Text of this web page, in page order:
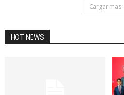
Cargar mas
HOT NEWS